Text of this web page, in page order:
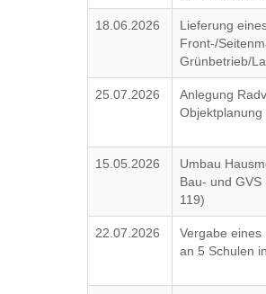
18.06.2026
Lieferung
Front-/
Grünbetrieb/
25.07.2026
Anlegung
15.05.2026
Umbau
Bau- und
119)
22.07.2026
Vergabe
an 5 Schulen